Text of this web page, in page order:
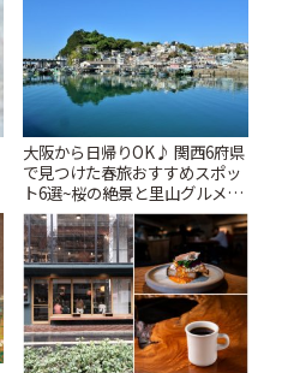
大阪から日帰りOK♪ 関西6府県
で見つけた春旅おすすめスポッ
ト6選~桜の絶景と里山グルメや
秘密にしたい穴場まで~ | ことり
っぷ